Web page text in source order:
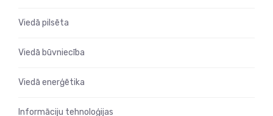
Viedā pilsēta
Viedā būvniecība
Viedā enerģētika
Informāciju tehnoloģijas